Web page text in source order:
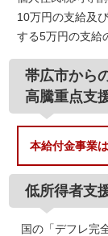
10万円の支給及
する5万円の支給
帯広市から
高騰重点支
本給付金事業
低所得者支
国の「デフレ完